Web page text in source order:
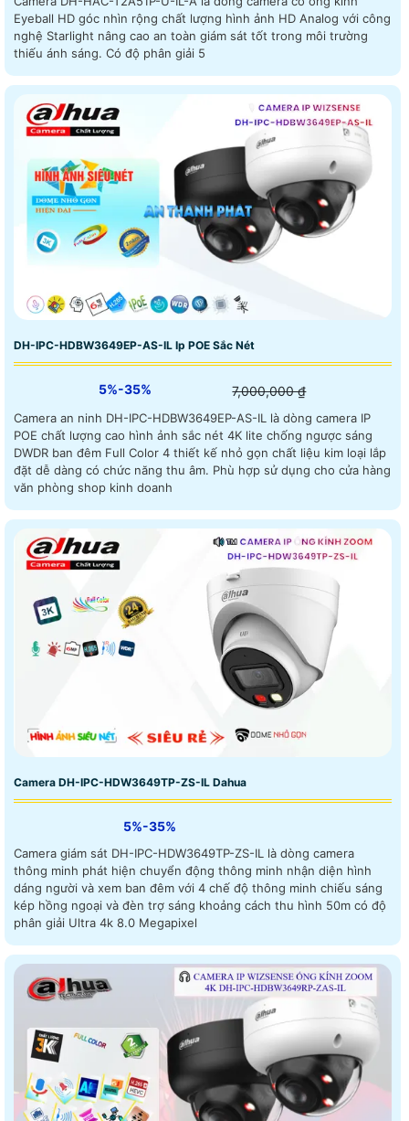
Eyeball HD góc nhìn rộng chất lượng hình ảnh HD Analog với công
nghệ Starlight nâng cao an toàn giám sát tốt trong môi trường
thiếu ánh sáng. Có độ phân giải 5
DH-IPC-HDBW3649EP-AS-IL Ip POE Sắc Nét
5%-35% 7,000,000 ₫
Camera an ninh DH-IPC-HDBW3649EP-AS-IL là dòng camera IP
POE chất lượng cao hình ảnh sắc nét 4K lite chống ngược sáng
DWDR ban đêm Full Color 4 thiết kế nhỏ gọn chất liệu kim loại lắp
đặt dễ dàng có chức năng thu âm. Phù hợp sử dụng cho cửa hàng
văn phòng shop kinh doanh
Camera DH-IPC-HDW3649TP-ZS-IL Dahua
5%-35%
Camera giám sát DH-IPC-HDW3649TP-ZS-IL là dòng camera
thông minh phát hiện chuyển động thông minh nhận diện hình
dáng người và xem ban đêm với 4 chế độ thông minh chiếu sáng
kép hồng ngoại và đèn trợ sáng khoảng cách thu hình 50m có độ
phân giải Ultra 4k 8.0 Megapixel